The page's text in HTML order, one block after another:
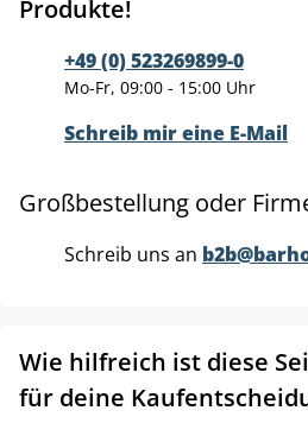
Produkte!
+49 (0) 523269899-0
Mo-Fr, 09:00 - 15:00 Uhr
Schreib mir eine E-Mail
Großbestellung oder
Schreib uns an
Wie hilfreich ist diese
für deine